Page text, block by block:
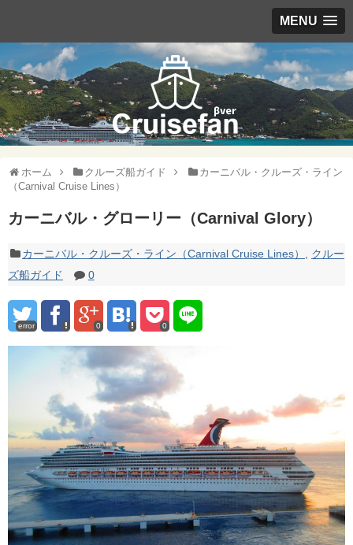
MENU
ホーム クルーズ船ガイド
カーニバル・クルーズ・ライン
（Carnival Cruise Lines）
カーニバル・グローリー（Carnival Glory）
カーニバル・クルーズ・ライン（Carnival Cruise Lines）
クルー
ズ船ガイド
0
error 0 0